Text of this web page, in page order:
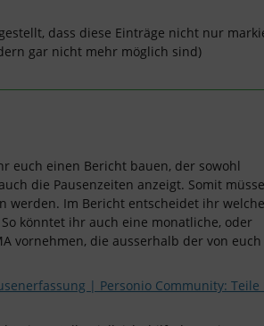
dass diese Einträge nicht nur
gar nicht mehr möglich sind)
euch einen Bericht bauen, der sowohl
die Pausenzeiten anzeigt. Somit
werden. Im Bericht entscheidet ihr
könntet ihr auch eine monatliche, oder
vornehmen, die ausserhalb der von euch
| Personio Community: Teile